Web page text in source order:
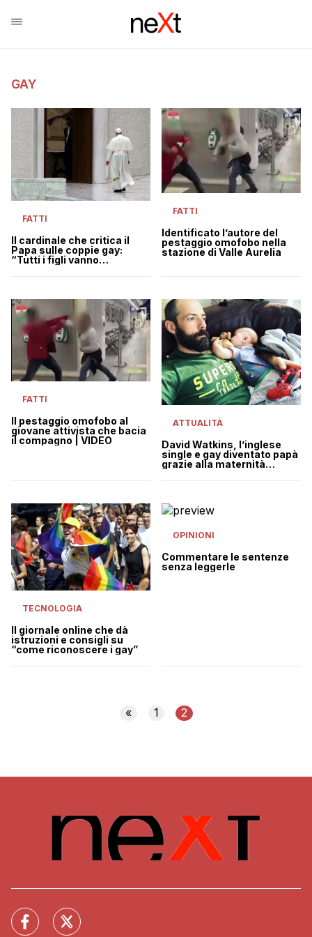
GAY
FATTI
Il cardinale che critica il
Papa sulle coppie gay:
“Tutti i figli vanno
FATTI
Identificato l’autore del
pestaggio omofobo nella
stazione di Valle Aurelia
FATTI
Il pestaggio omofobo al
giovane attivista che bacia
il compagno | VIDEO
ATTUALITÀ
David Watkins, l’inglese
single e gay diventato papà
grazie alla maternità
TECNOLOGIA
Il giornale online che dà
istruzioni e consigli su
“come riconoscere i gay”
OPINIONI
Commentare le sentenze
senza leggerle
« 1 2